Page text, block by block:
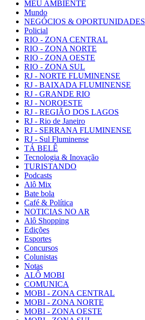
MEU AMBIENTE
Mundo
NEGÓCIOS & OPORTUNIDADES
Policial
RIO - ZONA CENTRAL
RIO - ZONA NORTE
RIO - ZONA OESTE
RIO - ZONA SUL
RJ - NORTE FLUMINENSE
RJ - BAIXADA FLUMINENSE
RJ - GRANDE RIO
RJ - NOROESTE
RJ - REGIÃO DOS LAGOS
RJ - Rio de Janeiro
RJ - SERRANA FLUMINENSE
RJ - Sul Fluminense
TÁ BELÊ
Tecnologia & Inovação
TURISTANDO
Podcasts
Alô Mix
Bate bola
Café & Política
NOTICIAS NO AR
Alô Shopping
Edições
Esportes
Concursos
Colunistas
Notas
ALÔ MOBI
COMUNICA
MOBI - ZONA CENTRAL
MOBI - ZONA NORTE
MOBI - ZONA OESTE